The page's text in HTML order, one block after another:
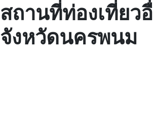
สถานที่ท่องเที่ยว
จังหวัดนครพนม